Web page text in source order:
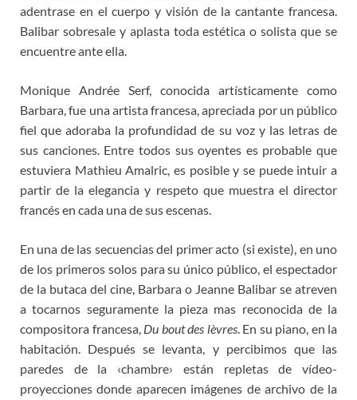
adentrase en el cuerpo y visión de la cantante francesa.
Balibar sobresale y aplasta toda estética o solista que se
encuentre ante ella.
Monique Andrée Serf, conocida artísticamente como
Barbara, fue una artista francesa, apreciada por un público
fiel que adoraba la profundidad de su voz y las letras de
sus canciones. Entre todos sus oyentes es probable que
estuviera Mathieu Amalric, es posible y se puede intuir a
partir de la elegancia y respeto que muestra el director
francés en cada una de sus escenas.
En una de las secuencias del primer acto (si existe), en uno
de los primeros solos para su único público, el espectador
de la butaca del cine, Barbara o Jeanne Balibar se atreven
a tocarnos seguramente la pieza mas reconocida de la
compositora francesa, Du bout des lèvres. En su piano, en la
habitación. Después se levanta, y percibimos que las
paredes de la ‹chambre› están repletas de vídeo-
proyecciones donde aparecen imágenes de archivo de la